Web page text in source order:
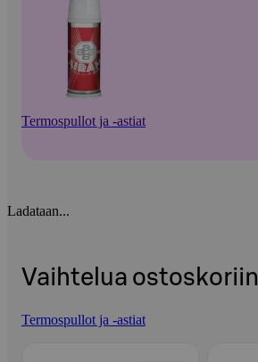
Termospullot ja -astiat
Ladataan...
Vaihtelua ostoskoriin
Termospullot ja -astiat